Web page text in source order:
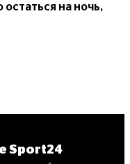
остаться на ночь,
Sport24